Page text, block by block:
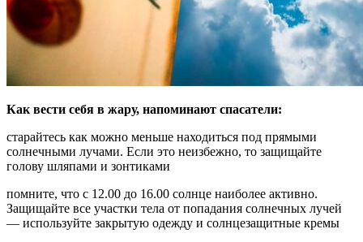
Как вести себя в жару, напоминают спасатели:
старайтесь как можно меньше находиться под прямыми
солнечными лучами. Если это неизбежно, то защищайте
голову шляпами и зонтиками
помните, что с 12.00 до 16.00 солнце наиболее активно.
Защищайте все участки тела от попадания солнечных лучей
— используйте закрытую одежду и солнцезащитные кремы